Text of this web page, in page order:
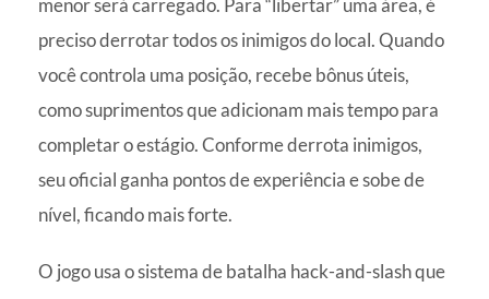
menor será carregado. Para “libertar” uma área, é
preciso derrotar todos os inimigos do local. Quando
você controla uma posição, recebe bônus úteis,
como suprimentos que adicionam mais tempo para
completar o estágio. Conforme derrota inimigos,
seu oficial ganha pontos de experiência e sobe de
nível, ficando mais forte.
O jogo usa o sistema de batalha hack-and-slash que